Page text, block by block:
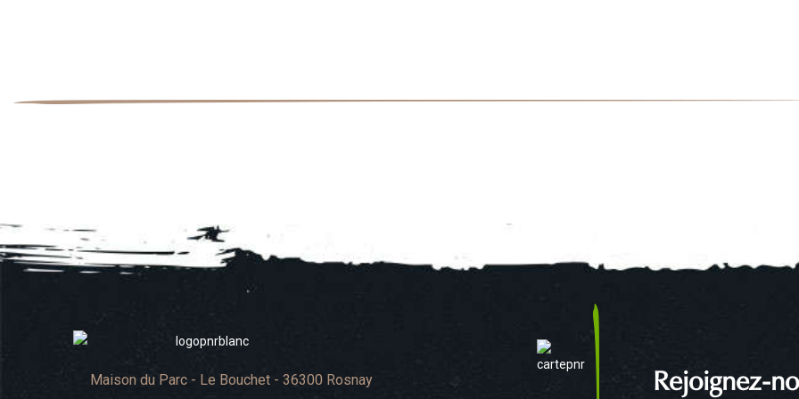
Maison du Parc - Le Bouchet - 36300 Rosnay Rejoignez-